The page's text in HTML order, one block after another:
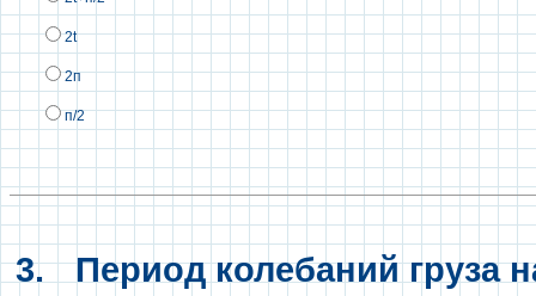
2t
2п
п/2
3. Период колебаний груза